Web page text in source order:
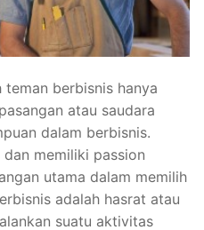
berbisnis hanya
atau saudara
dalam berbisnis.
memiliki passion
utama dalam memilih
adalah hasrat atau
suatu aktivitas